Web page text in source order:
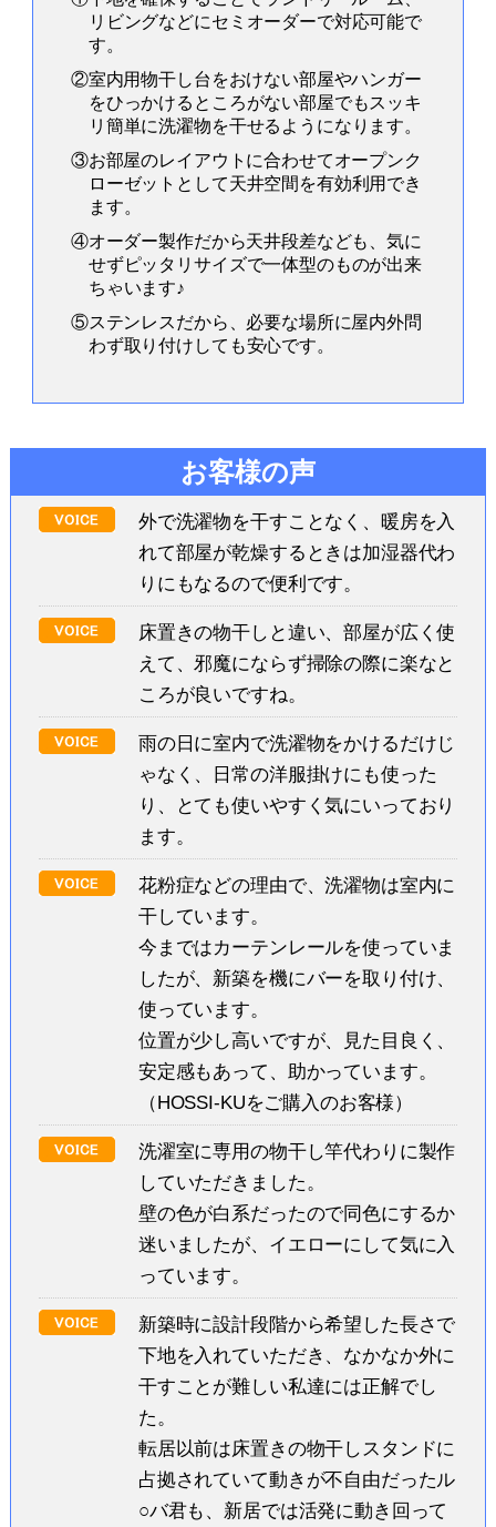
リビングなどにセミオーダーで対応可能で
す。
②室内用物干し台をおけない部屋やハンガー
をひっかけるところがない部屋でもスッキ
リ簡単に洗濯物を干せるようになります。
③お部屋のレイアウトに合わせてオープンク
ローゼットとして天井空間を有効利用でき
ます。
④オーダー製作だから天井段差なども、気に
せずピッタリサイズで一体型のものが出来
ちゃいます♪
⑤ステンレスだから、必要な場所に屋内外問
わず取り付けしても安心です。
お客様の声
外で洗濯物を干すことなく、暖房を入
れて部屋が乾燥するときは加湿器代わ
りにもなるので便利です。
床置きの物干しと違い、部屋が広く使
えて、邪魔にならず掃除の際に楽なと
ころが良いですね。
雨の日に室内で洗濯物をかけるだけじ
ゃなく、日常の洋服掛けにも使った
り、とても使いやすく気にいっており
ます。
花粉症などの理由で、洗濯物は室内に
干しています。
今まではカーテンレールを使っていま
したが、新築を機にバーを取り付け、
使っています。
位置が少し高いですが、見た目良く、
安定感もあって、助かっています。
（HOSSI-KUをご購入のお客様）
洗濯室に専用の物干し竿代わりに製作
していただきました。
壁の色が白系だったので同色にするか
迷いましたが、イエローにして気に入
っています。
新築時に設計段階から希望した長さで
下地を入れていただき、なかなか外に
干すことが難しい私達には正解でし
た。
転居以前は床置きの物干しスタンドに
占拠されていて動きが不自由だったル
○バ君も、新居では活発に動き回って